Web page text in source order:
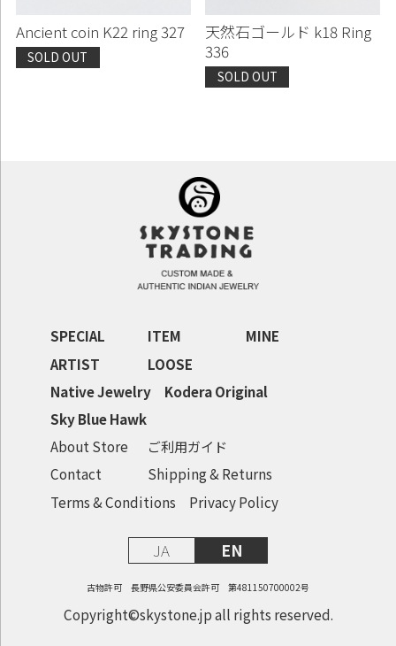
Ancient coin K22 ring 327
SOLD OUT
天然石ゴールド k18 Ring
336
SOLD OUT
SPECIAL ITEM
MINE
ARTIST
LOOSE
Native Jewelry
Kodera Original
Sky Blue Hawk
About Store
ご利用ガイド
Contact
Shipping & Returns
Terms & Conditions
Privacy Policy
JA EN
古物許可 長野県公安委員会許可 第481150700002号
Copyright©skystone.jp all rights reserved.